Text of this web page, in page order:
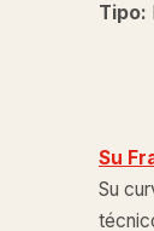
Tipo:
Su
Su